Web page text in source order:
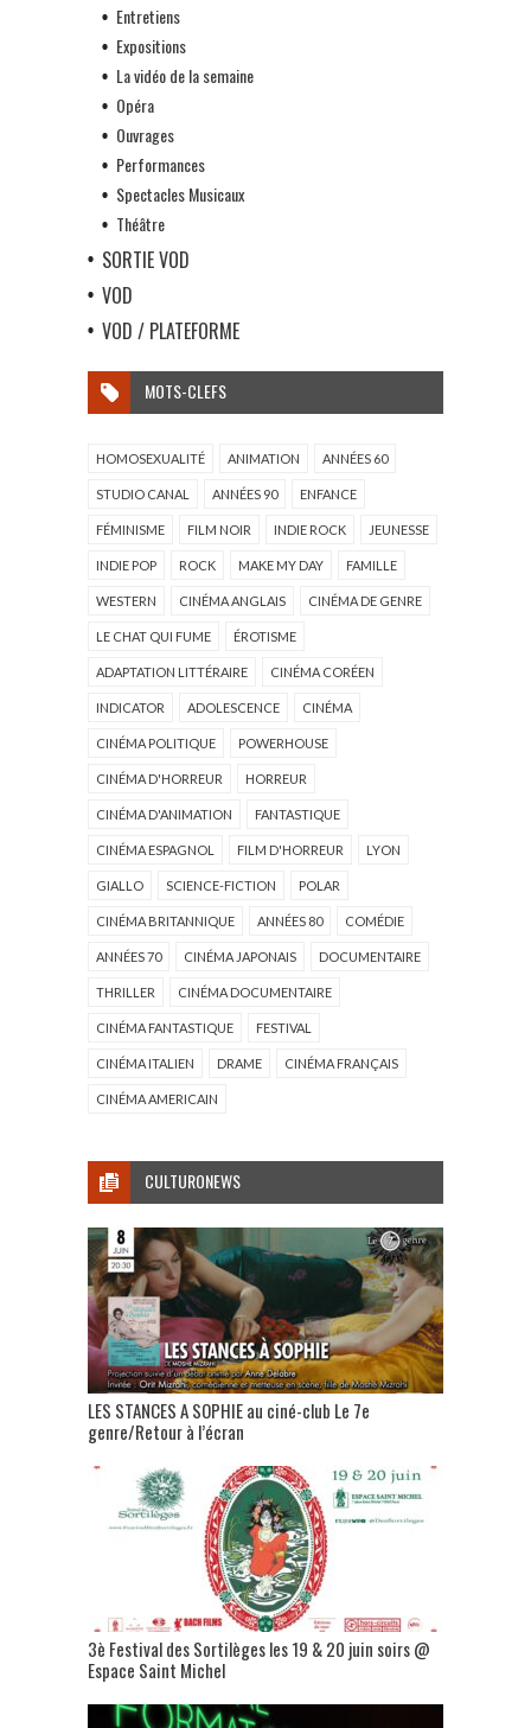
Entretiens
Expositions
La vidéo de la semaine
Opéra
Ouvrages
Performances
Spectacles Musicaux
Théâtre
SORTIE VOD
VOD
VOD / PLATEFORME
MOTS-CLEFS
HOMOSEXUALITÉ ANIMATION ANNÉES 60
STUDIO CANAL ANNÉES 90 ENFANCE
FÉMINISME FILM NOIR INDIE ROCK JEUNESSE
INDIE POP ROCK MAKE MY DAY FAMILLE
WESTERN CINÉMA ANGLAIS CINÉMA DE GENRE
LE CHAT QUI FUME ÉROTISME
ADAPTATION LITTÉRAIRE CINÉMA CORÉEN
INDICATOR ADOLESCENCE CINÉMA
CINÉMA POLITIQUE POWERHOUSE
CINÉMA D'HORREUR HORREUR
CINÉMA D'ANIMATION FANTASTIQUE
CINÉMA ESPAGNOL FILM D'HORREUR LYON
GIALLO SCIENCE-FICTION POLAR
CINÉMA BRITANNIQUE ANNÉES 80 COMÉDIE
ANNÉES 70 CINÉMA JAPONAIS DOCUMENTAIRE
THRILLER CINÉMA DOCUMENTAIRE
CINÉMA FANTASTIQUE FESTIVAL
CINÉMA ITALIEN DRAME CINÉMA FRANÇAIS
CINÉMA AMERICAIN
CULTURONEWS
LES STANCES A SOPHIE au ciné-club Le 7e
genre/Retour à l’écran
3è Festival des Sortilèges les 19 & 20 juin soirs @
Espace Saint Michel